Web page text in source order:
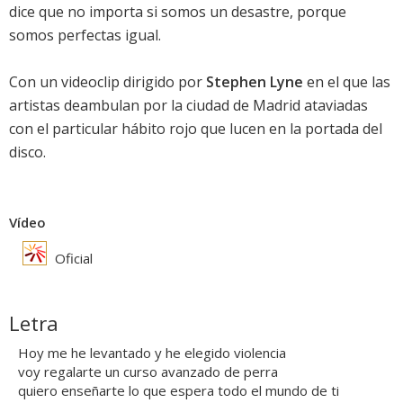
dice que no importa si somos un desastre, porque
somos perfectas igual.
Con un videoclip dirigido por Stephen Lyne en el que las
artistas deambulan por la ciudad de Madrid ataviadas
con el particular hábito rojo que lucen en la portada del
disco.
Vídeo
Oficial
Letra
Hoy me he levantado y he elegido violencia
voy regalarte un curso avanzado de perra
quiero enseñarte lo que espera todo el mundo de ti